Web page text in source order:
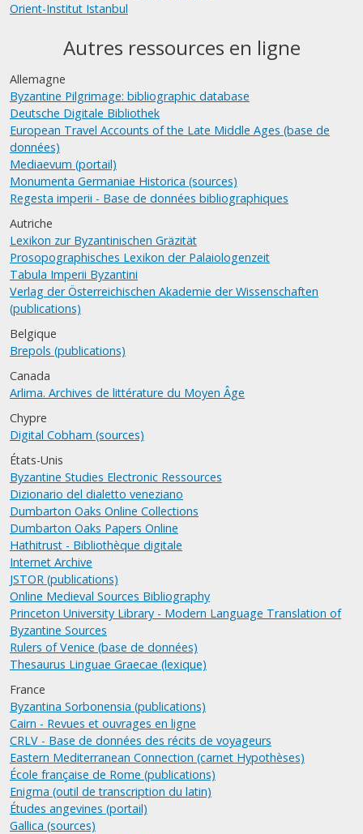
Orient-Institut Istanbul
Autres ressources en ligne
Allemagne
Byzantine Pilgrimage: bibliographic database
Deutsche Digitale Bibliothek
European Travel Accounts of the Late Middle Ages (base de
données)
Mediaevum (portail)
Monumenta Germaniae Historica (sources)
Regesta imperii - Base de données bibliographiques
Autriche
Lexikon zur Byzantinischen Gräzität
Prosopographisches Lexikon der Palaiologenzeit
Tabula Imperii Byzantini
Verlag der Österreichischen Akademie der Wissenschaften
(publications)
Belgique
Brepols (publications)
Canada
Arlima. Archives de littérature du Moyen Âge
Chypre
Digital Cobham (sources)
États-Unis
Byzantine Studies Electronic Ressources
Dizionario del dialetto veneziano
Dumbarton Oaks Online Collections
Dumbarton Oaks Papers Online
Hathitrust - Bibliothèque digitale
Internet Archive
JSTOR (publications)
Online Medieval Sources Bibliography
Princeton University Library - Modern Language Translation of
Byzantine Sources
Rulers of Venice (base de données)
Thesaurus Linguae Graecae (lexique)
France
Byzantina Sorbonensia (publications)
Cairn - Revues et ouvrages en ligne
CRLV - Base de données des récits de voyageurs
Eastern Mediterranean Connection (carnet Hypothèses)
École française de Rome (publications)
Enigma (outil de transcription du latin)
Études angevines (portail)
Gallica (sources)